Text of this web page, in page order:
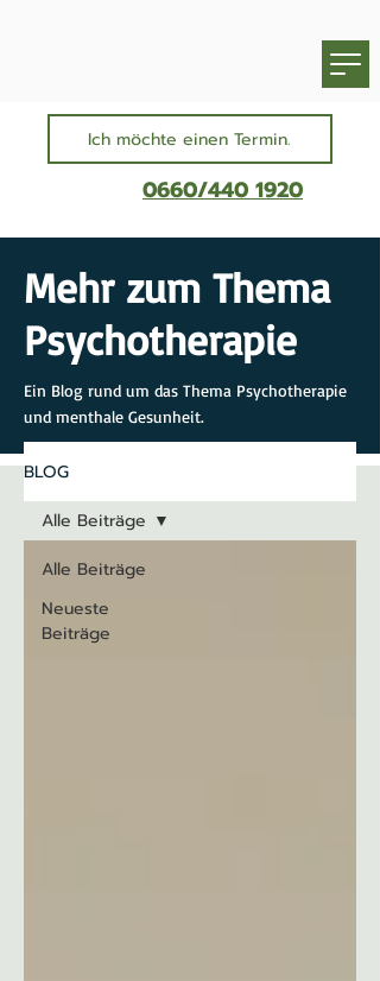
Ich möchte einen Termin.
0660/440 1920
Mehr zum Thema
Psychotherapie
Ein Blog rund um das Thema Psychotherapie
und menthale Gesunheit.
BLOG
Alle Beiträge
Neueste
Beiträge
Alle Beiträge